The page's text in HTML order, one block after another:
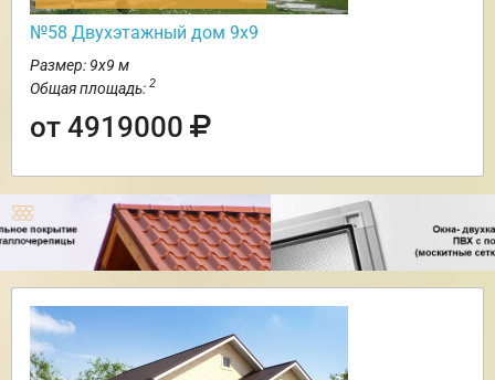
№58 Двухэтажный дом 9х9
Размер: 9х9 м
Общая площадь: 2
от 4919000